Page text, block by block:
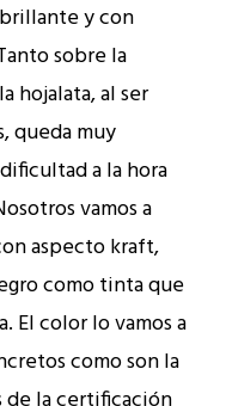
y con
sobre la
hojalata, al ser
queda muy
a la hora
vamos a
aspecto kraft,
como tinta que
El color lo vamos a
como son la